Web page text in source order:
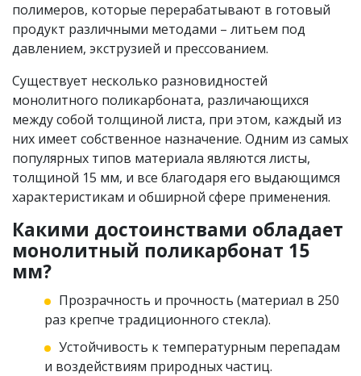
полимеров, которые перерабатывают в готовый
продукт различными методами – литьем под
давлением, экструзией и прессованием.
Существует несколько разновидностей
монолитного поликарбоната, различающихся
между собой толщиной листа, при этом, каждый из
них имеет собственное назначение. Одним из самых
популярных типов материала являются листы,
толщиной 15 мм, и все благодаря его выдающимся
характеристикам и обширной сфере применения.
Какими достоинствами обладает
монолитный поликарбонат 15
мм?
Прозрачность и прочность (материал в 250
раз крепче традиционного стекла).
Устойчивость к температурным перепадам
и воздействиям природных частиц.